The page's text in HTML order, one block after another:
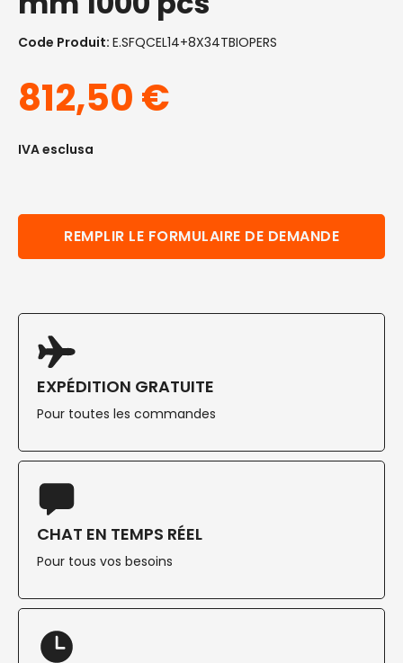
Code Produit: E.SFQCEL14+8X34TBIOPERS
812,50€
IVA esclusa
REMPLIR LE FORMULAIRE DE DEMANDE
EXPÉDITION GRATUITE
Pour toutes les commandes
CHAT EN TEMPS RÉEL
Pour tous vos besoins